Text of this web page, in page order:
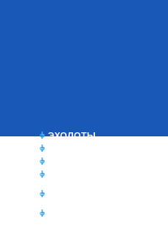
ЭХОЛОТЫ